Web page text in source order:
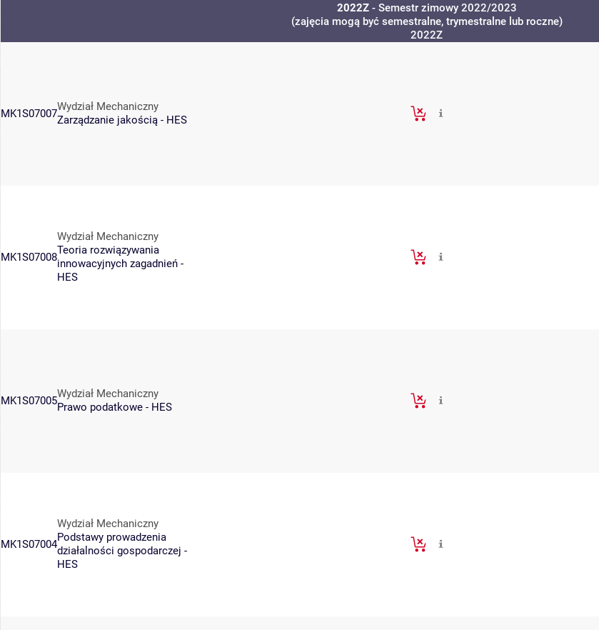
2022Z- Semestr zimowy 2022/2023
(zajęcia mogą być semestralne, trymestralne lub roczne)
2022Z
MK1S07007
Wydział Mechaniczny
Zarządzanie jakością - HES
MK1S07008
Wydział Mechaniczny
Teoria rozwiązywania
innowacyjnych zagadnień -
HES
MK1S07005
Wydział Mechaniczny
Prawo podatkowe - HES
MK1S07004
Wydział Mechaniczny
Podstawy prowadzenia
działalności gospodarczej -
HES